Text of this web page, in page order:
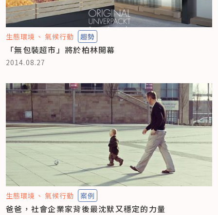
生態環境 氣候行動 趨勢
「無包裝超市」將於柏林開幕
2014.08.27
生態環境 氣候行動 案例
爸爸，社會企業家背後最沈默又穩定的力量